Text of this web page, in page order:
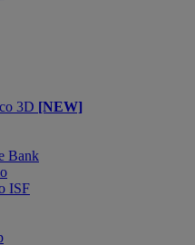
3D [NEW]
Bank
ISF